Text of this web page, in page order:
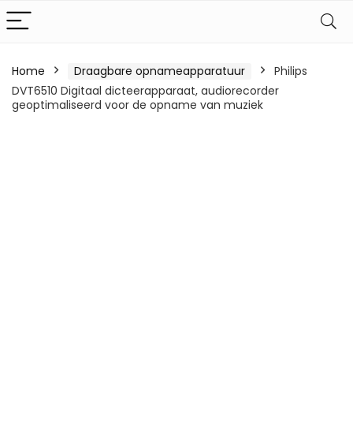
Home Draagbare opnameapparatuur
Philips
DVT6510 Digitaal dicteerapparaat, audiorecorder
geoptimaliseerd voor de opname van muziek